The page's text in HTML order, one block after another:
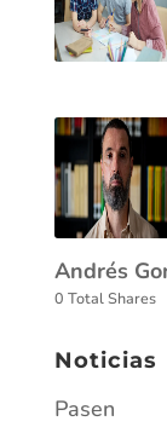
Andrés
0 Total Shares
Noticias
Pasen